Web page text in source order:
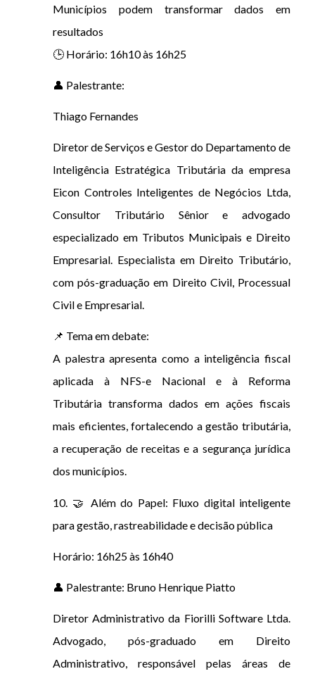
Municípios podem transformar dados em
resultados
🕒 Horário: 16h10 às 16h25
👤 Palestrante:
Thiago Fernandes
Diretor de Serviços e Gestor do Departamento de
Inteligência Estratégica Tributária da empresa
Eicon Controles Inteligentes de Negócios Ltda,
Consultor Tributário Sênior e advogado
especializado em Tributos Municipais e Direito
Empresarial. Especialista em Direito Tributário,
com pós-graduação em Direito Civil, Processual
Civil e Empresarial.
📌 Tema em debate:
A palestra apresenta como a inteligência fiscal
aplicada à NFS-e Nacional e à Reforma
Tributária transforma dados em ações fiscais
mais eficientes, fortalecendo a gestão tributária,
a recuperação de receitas e a segurança jurídica
dos municípios.
10. 🤝 Além do Papel: Fluxo digital inteligente
para gestão, rastreabilidade e decisão pública
Horário: 16h25 às 16h40
👤 Palestrante: Bruno Henrique Piatto
Diretor Administrativo da Fiorilli Software Ltda.
Advogado, pós-graduado em Direito
Administrativo, responsável pelas áreas de